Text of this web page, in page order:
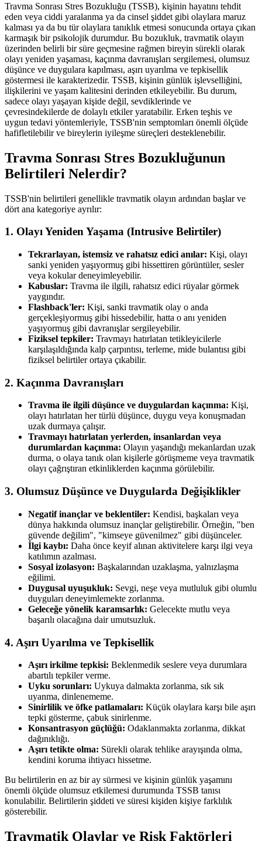
Travma Sonrası Stres Bozukluğu (TSSB), kişinin hayatını tehdit
eden veya ciddi yaralanma ya da cinsel şiddet gibi olaylara maruz
kalması ya da bu tür olaylara tanıklık etmesi sonucunda ortaya çıkan
karmaşık bir psikolojik durumdur. Bu bozukluk, travmatik olayın
üzerinden belirli bir süre geçmesine rağmen bireyin sürekli olarak
olayı yeniden yaşaması, kaçınma davranışları sergilemesi, olumsuz
düşünce ve duygulara kapılması, aşırı uyarılma ve tepkisellik
göstermesi ile karakterizedir. TSSB, kişinin günlük işlevselliğini,
ilişkilerini ve yaşam kalitesini derinden etkileyebilir. Bu durum,
sadece olayı yaşayan kişide değil, sevdiklerinde ve
çevresindekilerde de dolaylı etkiler yaratabilir. Erken teşhis ve
uygun tedavi yöntemleriyle, TSSB'nin semptomları önemli ölçüde
hafifletilebilir ve bireylerin iyileşme süreçleri desteklenebilir.
Travma Sonrası Stres Bozukluğunun
Belirtileri Nelerdir?
TSSB'nin belirtileri genellikle travmatik olayın ardından başlar ve
dört ana kategoriye ayrılır:
1. Olayı Yeniden Yaşama (Intrusive Belirtiler)
Tekrarlayan, istemsiz ve rahatsız edici anılar: Kişi, olayı
sanki yeniden yaşıyormuş gibi hissettiren görüntüler, sesler
veya kokular deneyimleyebilir.
Kabuslar: Travma ile ilgili, rahatsız edici rüyalar görmek
yaygındır.
Flashback'ler: Kişi, sanki travmatik olay o anda
gerçekleşiyormuş gibi hissedebilir, hatta o anı yeniden
yaşıyormuş gibi davranışlar sergileyebilir.
Fiziksel tepkiler: Travmayı hatırlatan tetikleyicilerle
karşılaşıldığında kalp çarpıntısı, terleme, mide bulantısı gibi
fiziksel belirtiler ortaya çıkabilir.
2. Kaçınma Davranışları
Travma ile ilgili düşünce ve duygulardan kaçınma: Kişi,
olayı hatırlatan her türlü düşünce, duygu veya konuşmadan
uzak durmaya çalışır.
Travmayı hatırlatan yerlerden, insanlardan veya
durumlardan kaçınma: Olayın yaşandığı mekanlardan uzak
durma, o olaya tanık olan kişilerle görüşmeme veya travmatik
olayı çağrıştıran etkinliklerden kaçınma görülebilir.
3. Olumsuz Düşünce ve Duygularda Değişiklikler
Negatif inançlar ve beklentiler: Kendisi, başkaları veya
dünya hakkında olumsuz inançlar geliştirebilir. Örneğin, "ben
güvende değilim", "kimseye güvenilmez" gibi düşünceler.
İlgi kaybı: Daha önce keyif alınan aktivitelere karşı ilgi veya
katılımın azalması.
Sosyal izolasyon: Başkalarından uzaklaşma, yalnızlaşma
eğilimi.
Duygusal uyuşukluk: Sevgi, neşe veya mutluluk gibi olumlu
duyguları deneyimlemekte zorlanma.
Geleceğe yönelik karamsarlık: Gelecekte mutlu veya
başarılı olacağına dair umutsuzluk.
4. Aşırı Uyarılma ve Tepkisellik
Aşırı irkilme tepkisi: Beklenmedik seslere veya durumlara
abartılı tepkiler verme.
Uyku sorunları: Uykuya dalmakta zorlanma, sık sık
uyanma, dinlenememe.
Sinirlilik ve öfke patlamaları: Küçük olaylara karşı bile aşırı
tepki gösterme, çabuk sinirlenme.
Konsantrasyon güçlüğü: Odaklanmakta zorlanma, dikkat
dağınıklığı.
Aşırı tetikte olma: Sürekli olarak tehlike arayışında olma,
kendini koruma ihtiyacı hissetme.
Bu belirtilerin en az bir ay sürmesi ve kişinin günlük yaşamını
önemli ölçüde olumsuz etkilemesi durumunda TSSB tanısı
konulabilir. Belirtilerin şiddeti ve süresi kişiden kişiye farklılık
gösterebilir.
Travmatik Olaylar ve Risk Faktörleri